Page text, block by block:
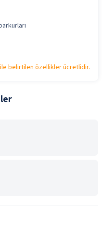
ile belirtilen özellikler ücretlidir.